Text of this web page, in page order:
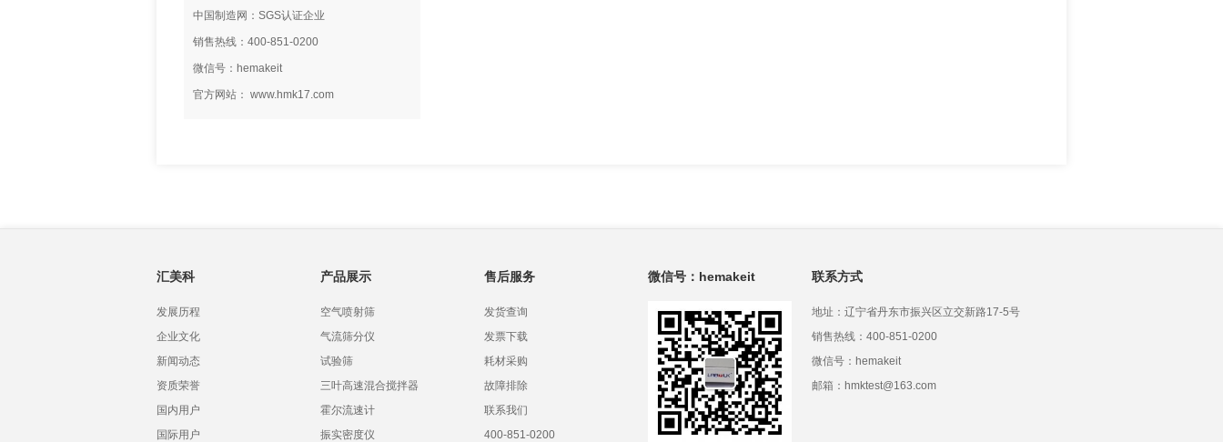
中国制造网：SGS认证企业
销售热线：400-851-0200
微信号：hemakeit
官方网站： www.hmk17.com
汇美科
发展历程
企业文化
新闻动态
资质荣誉
国内用户
国际用户
产品展示
空气喷射筛
气流筛分仪
试验筛
三叶高速混合搅拌器
霍尔流速计
振实密度仪
售后服务
发货查询
发票下载
耗材采购
故障排除
联系我们
400-851-0200
微信号：hemakeit 联系方式
地址：辽宁省丹东市振兴区立交新路17-5号
销售热线：400-851-0200
微信号：hemakeit
邮箱：hmktest@163.com